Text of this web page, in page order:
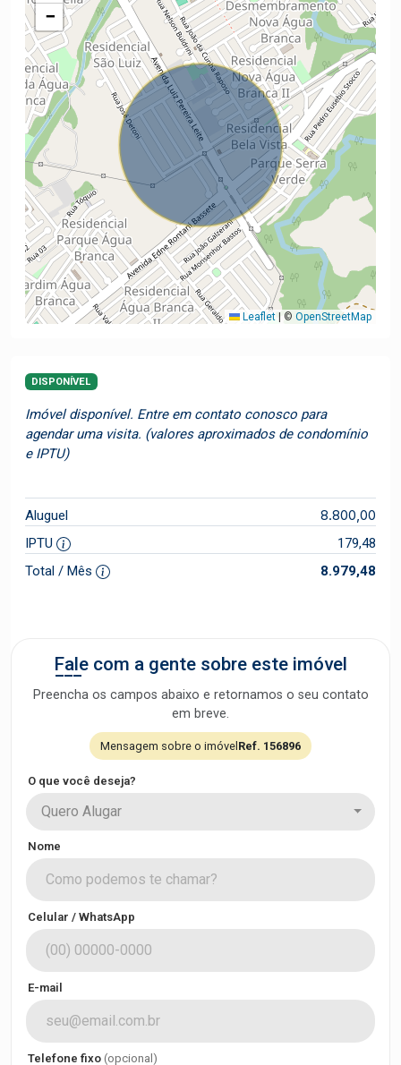
−
Leaflet © OpenStreetMap
DISPONÍVEL
Imóvel disponível. Entre em contato conosco para
agendar uma visita. (valores aproximados de condomínio
e IPTU)
Aluguel 8.800,00
IPTU
179,48
Total / Mês
8.979,48
Fale com a gente sobre este imóvel
Preencha os campos abaixo e retornamos o seu contato
em breve.
Mensagem sobre o imóvel Ref. 156896
O que você deseja?
Quero Alugar
Nome
Celular / WhatsApp
E-mail
Telefone fixo (opcional)